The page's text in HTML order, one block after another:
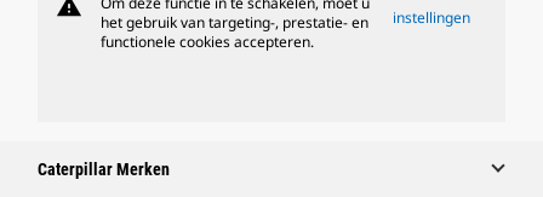
warning
het gebruik van targeting-, prestatie- en
functionele cookies accepteren.
instellingen
Caterpillar Merken